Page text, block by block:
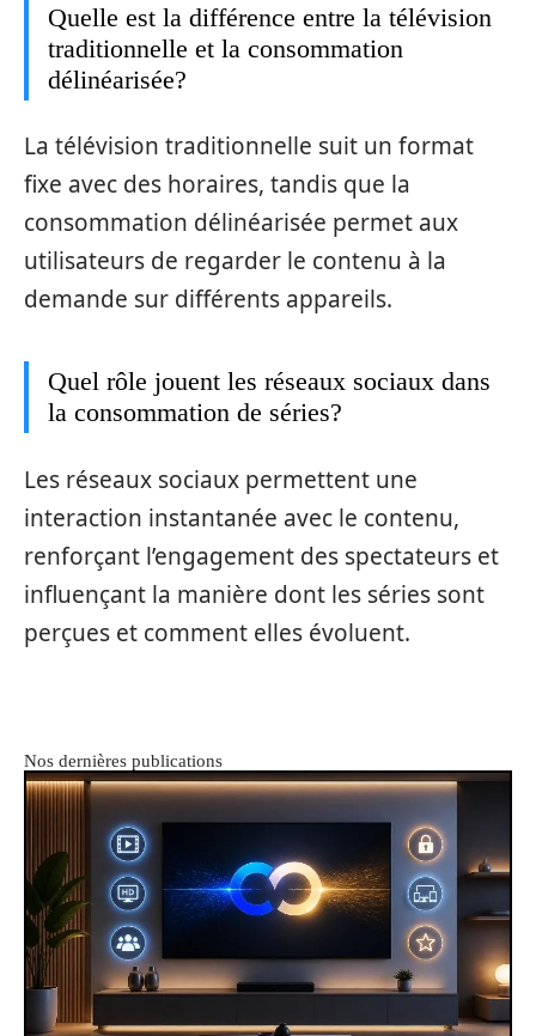
Quelle est la différence entre la télévision
traditionnelle et la consommation
délinéarisée?
La télévision traditionnelle suit un format
fixe avec des horaires, tandis que la
consommation délinéarisée permet aux
utilisateurs de regarder le contenu à la
demande sur différents appareils.
Quel rôle jouent les réseaux sociaux dans
la consommation de séries?
Les réseaux sociaux permettent une
interaction instantanée avec le contenu,
renforçant l’engagement des spectateurs et
influençant la manière dont les séries sont
perçues et comment elles évoluent.
Nos dernières publications